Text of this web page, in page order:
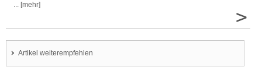
... [mehr]
>
Artikel weiterempfehlen